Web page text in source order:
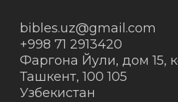
bibles.uz@gmail.com
+998 71 2913420
Фаргона Йули, дом 15,
Ташкент,100 105
Узбекистан